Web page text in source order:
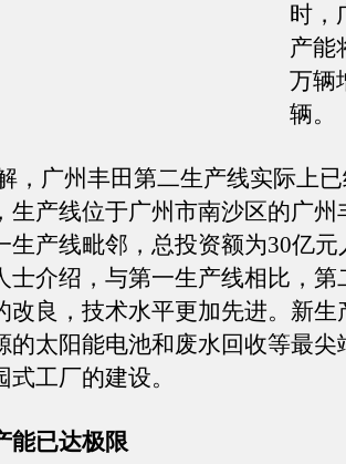
时，
产能
万辆
辆。
广州丰田第二生产线实际上已
生产线位于广州市南沙区的广州
生产线毗邻，总投资额为30亿
士介绍，与第一生产线相比，第
改良，技术水平更加先进。新生
的太阳能电池和废水回收等最尖
工厂的建设。
已达极限